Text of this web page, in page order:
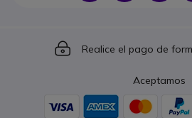
Icon
Realice el pago de
Aceptamos